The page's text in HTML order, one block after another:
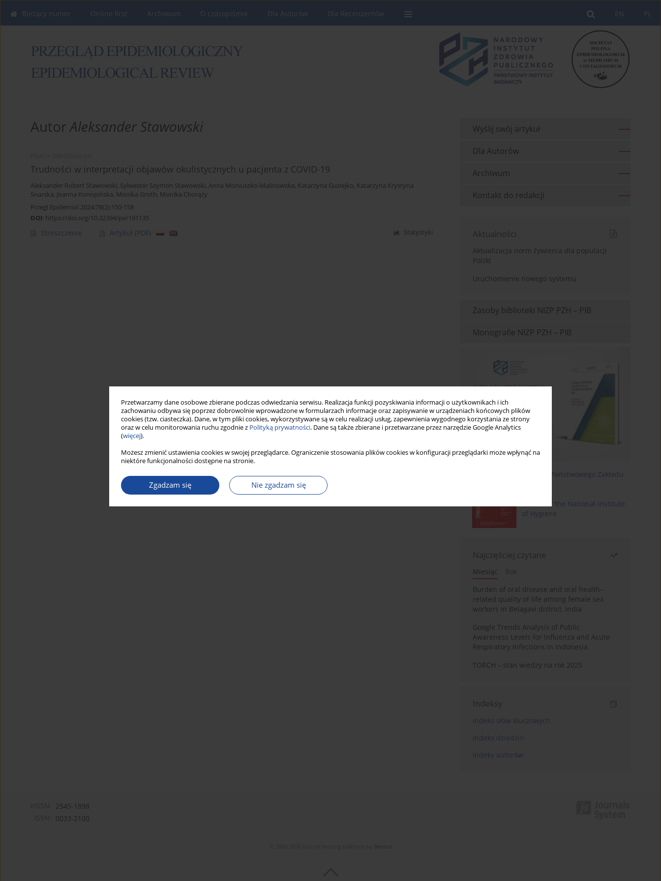
Przetwarzamy dane osobowe zbierane podczas odwiedzania serwisu. Realizacja funkcji pozyskiwania informacji o użytkownikach i ich
zachowaniu odbywa się poprzez dobrowolnie wprowadzone w formularzach informacje oraz zapisywanie w urządzeniach końcowych plików
cookies (tzw. ciasteczka). Dane, w tym pliki cookies, wykorzystywane są w celu realizacji usług, zapewnienia wygodnego korzystania ze strony
oraz w celu monitorowania ruchu zgodnie z Polityką prywatności. Dane są także zbierane i przetwarzane przez narzędzie Google Analytics
(więcej).
Możesz zmienić ustawienia cookies w swojej przeglądarce. Ograniczenie stosowania plików cookies w konfiguracji przeglądarki może wpłynąć na
niektóre funkcjonalności dostępne na stronie.
Zgadzam się Nie zgadzam się
PL
EN
Bieżący numer Online first Archiwum O czasopiśmie Dla Autorów Dla Recenzentów
AutorAleksander Stawowski
Trudności w interpretacji objawów okulistycznych u pacjenta z COVID-19
Aleksander Robert Stawowski, Sylwester Szymon Stawowski, Anna Moniuszko-Malinowska, Katarzyna Guziejko, Katarzyna Krystyna
Snarska, Joanna Konopińska, Monika Groth, Monika Chorąży
Przegl Epidemiol 2024;78(2):150-158
DOI: https://doi.org/10.32394/pe/191135
Streszczenie Artykuł (PDF) Statystyki
Wyślij swój artykuł
Dla Autorów
Archiwum
Kontakt do redakcji
Aktualności
Aktualizacja norm żywienia dla populacji
Polski
Uruchomienie nowego systemu
Zasoby biblioteki NIZP PZH – PIB
Monografie NIZP PZH – PIB
Roczniki Państwowego Zakładu
Annals of the National Institute
of Hygiene
Najczęściej czytane
Miesiąc
Rok
Burden of oral disease and oral health–
related quality of life among female sex
workers in Belagavi district, India
Google Trends Analysis of Public
Awareness Levels for Influenza and Acute
Respiratory Infections in Indonesia
TORCH – stan wiedzy na rok 2025
Indeksy
Indeks słów kluczowych
Indeks dziedzin
Indeks autorów
2545-1898
0033-2100
Bentus